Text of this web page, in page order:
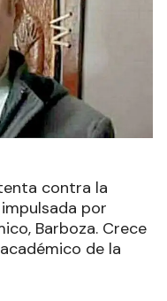
contra la
por
Barboza. Crece
de la